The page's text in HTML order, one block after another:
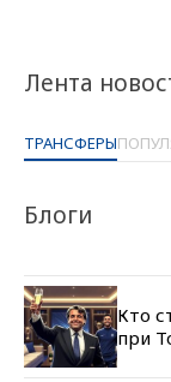
Лента
ТРАНСФЕРЫ
Блоги
Кто
при